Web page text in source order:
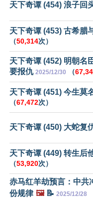
天下奇谭 (454) 浪子回
天下奇谭 (453) 古希腊
（50,314次）
天下奇谭 (452) 明朝名
要报仇 2025/12/30 （
天下奇谭 (451) 今生莫
（67,472次）
天下奇谭 (450) 大蛇复
天下奇谭 (449) 转生后
（53,920次）
赤马红羊劫预言：中共
份规律 🖼️📝 2025/12/28